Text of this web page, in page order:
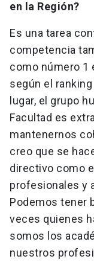
en la Región?
Es una tarea
competencia
como número 1
según el
lugar, el grupo
Facultad es
mantenernos
creo que se
directivo como
profesionales y
Podemos tener
veces quienes
somos los
nuestros